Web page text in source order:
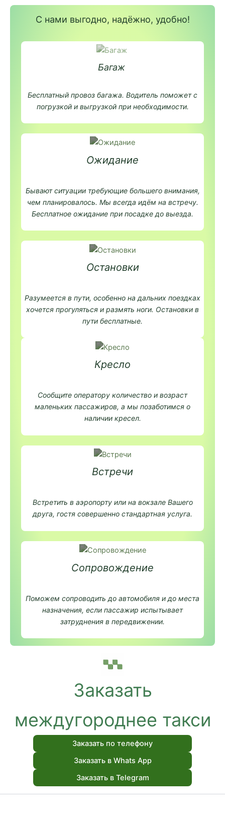
С нами выгодно, надёжно, удобно!
Багаж
Бесплатный провоз багажа. Водитель поможет с
погрузкой и выгрузкой при необходимости.
Ожидание
Бывают ситуации требующие большего внимания,
чем планировалось. Мы всегда идём на встречу.
Бесплатное ожидание при посадке до выезда.
Остановки
Разумеется в пути, особенно на дальних поездках
хочется прогуляться и размять ноги. Остановки в
пути бесплатные.
Кресло
Сообщите оператору количество и возраст
маленьких пассажиров, а мы позаботимся о
наличии кресел.
Встречи
Встретить в аэропорту или на вокзале Вашего
друга, гостя совершенно стандартная услуга.
Сопровождение
Поможем сопроводить до автомобиля и до места
назначения, если пассажир испытывает
затруднения в передвижении.
Заказать
междугороднее такси
Заказать по телефону
Заказать в Whats App
Заказать в Telegram